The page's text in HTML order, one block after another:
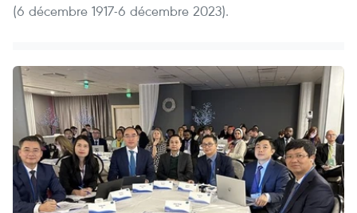
(6 décembre 1917-6 décembre 2023).